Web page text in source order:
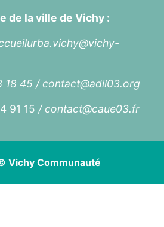
de la ville de Vichy :
18 45 / contact@adil03.org
91 15 / contact@caue03.fr
Vichy Communauté